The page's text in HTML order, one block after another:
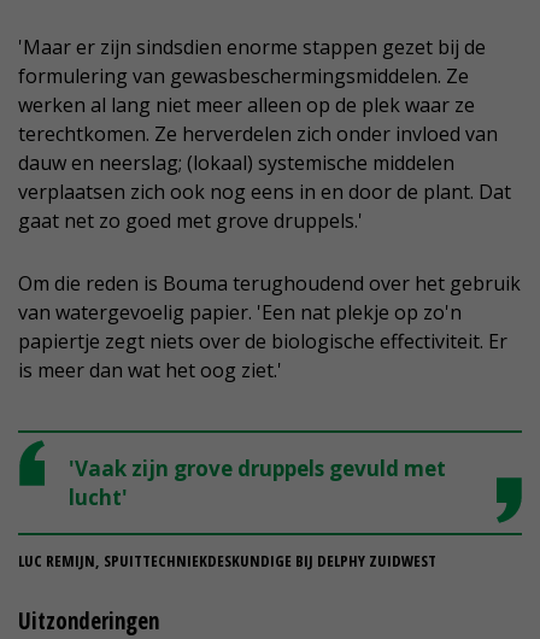
'Maar er zijn sindsdien enorme stappen gezet bij de
formulering van gewasbeschermingsmiddelen. Ze
werken al lang niet meer alleen op de plek waar ze
terechtkomen. Ze herverdelen zich onder invloed van
dauw en neerslag; (lokaal) systemische middelen
verplaatsen zich ook nog eens in en door de plant. Dat
gaat net zo goed met grove druppels.'
Om die reden is Bouma terughoudend over het gebruik
van watergevoelig papier. 'Een nat plekje op zo'n
papiertje zegt niets over de biologische effectiviteit. Er
is meer dan wat het oog ziet.'
'Vaak zijn grove druppels gevuld met
lucht'
LUC REMIJN, SPUITTECHNIEKDESKUNDIGE BIJ DELPHY ZUIDWEST
Uitzonderingen